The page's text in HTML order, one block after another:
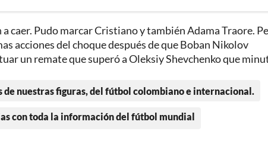
caer. Pudo marcar Cristiano y también Adama Traore.
acciones del choque después de que Boban Nikolov
un remate que superó a Oleksiy Shevchenko que
nuestras figuras, del fútbol colombiano e internacional.
con toda la información del fútbol mundial